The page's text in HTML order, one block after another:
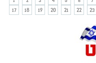
17
18 19 20 21 22 23